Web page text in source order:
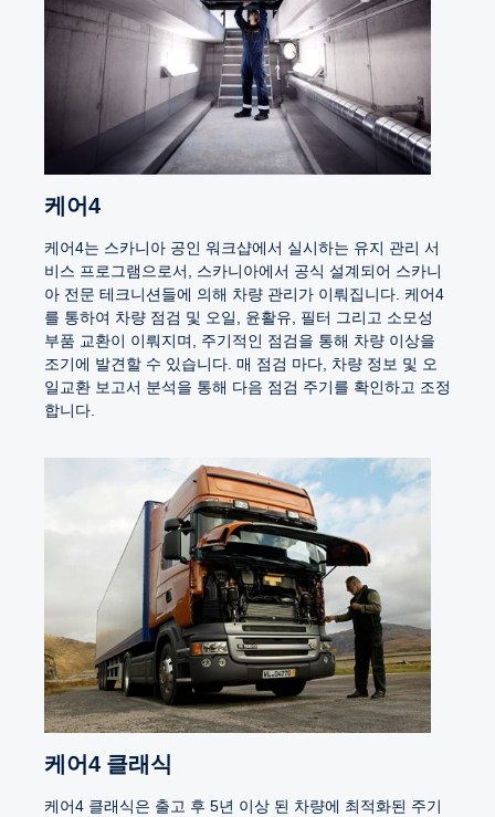
케어4
케어4는 스카니아 공인 워크샵에서 실시하는 유지 관리 서
비스 프로그램으로서, 스카니아에서 공식 설계되어 스카니
아 전문 테크니션들에 의해 차량 관리가 이뤄집니다. 케어4
를 통하여 차량 점검 및 오일, 윤활유, 필터 그리고 소모성
부품 교환이 이뤄지며, 주기적인 점검을 통해 차량 이상을
조기에 발견할 수 있습니다. 매 점검 마다, 차량 정보 및 오
일교환 보고서 분석을 통해 다음 점검 주기를 확인하고 조정
합니다.
케어4 클래식
케어4 클래식은 출고 후 5년 이상 된 차량에 최적화된 주기